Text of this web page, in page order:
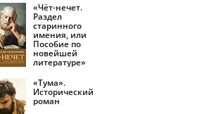
«Чёт-нечет.
Раздел
старинного
имения, или
Пособие по
новейшей
литературе»
«Тума».
Исторический
роман